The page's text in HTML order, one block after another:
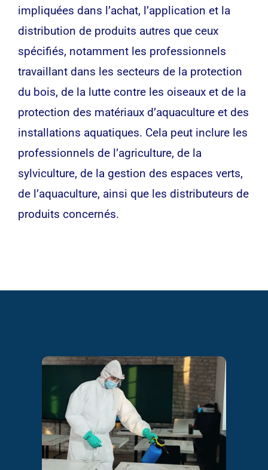
impliquées dans l’achat, l’application et la
distribution de produits autres que ceux
spécifiés, notamment les professionnels
travaillant dans les secteurs de la protection
du bois, de la lutte contre les oiseaux et de la
protection des matériaux d’aquaculture et des
installations aquatiques. Cela peut inclure les
professionnels de l’agriculture, de la
sylviculture, de la gestion des espaces verts,
de l’aquaculture, ainsi que les distributeurs de
produits concernés.